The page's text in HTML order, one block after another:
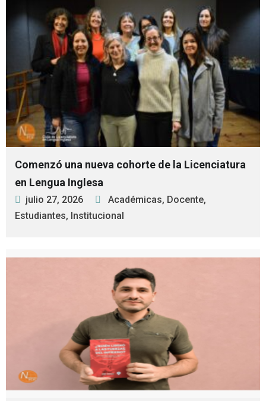
Comenzó una nueva cohorte de la Licenciatura
en Lengua Inglesa
julio 27, 2026 Académicas, Docente,
Estudiantes, Institucional